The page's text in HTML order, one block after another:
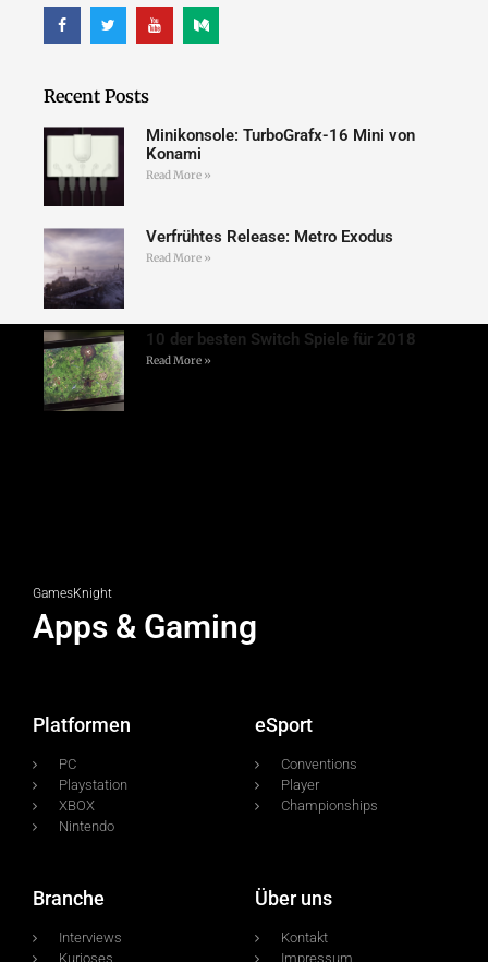
Recent Posts
Minikonsole: TurboGrafx-16 Mini von
Konami
Read More »
Verfrühtes Release: Metro Exodus
Read More »
10 der besten Switch Spiele für 2018
Read More »
GamesKnight
Apps & Gaming
Platformen
PC
Playstation
XBOX
Nintendo
eSport
Conventions
Player
Championships
Branche
Interviews
Kurioses
Über uns
Kontakt
Impressum